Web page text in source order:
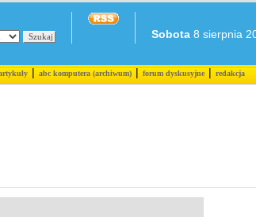
Sobota 8 sierpnia
|abc komputera (archiwum)|forum dyskusyjne|redakcja